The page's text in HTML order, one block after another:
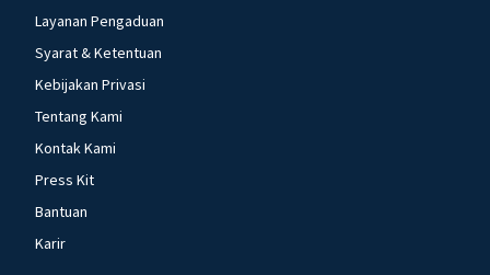
Layanan Pengaduan
Syarat & Ketentuan
Kebijakan Privasi
Tentang Kami
Kontak Kami
Press Kit
Bantuan
Karir